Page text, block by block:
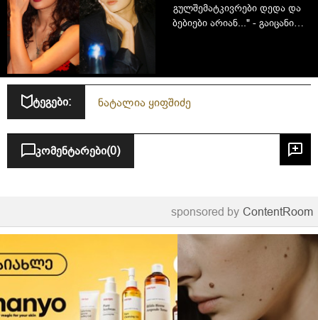
გულშემატკივრები დედა და
ბებიები არიან..." - გაიცანით
ტეგები: ნატალია ყიფშიძე
კომენტარები(0)
sponsored by ContentRoom